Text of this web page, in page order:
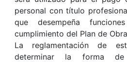
personal con título
que desempeña
cumplimiento del Plan de
La reglamentación de
determinar la forma de